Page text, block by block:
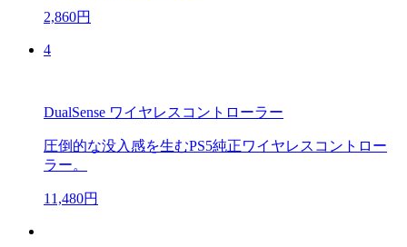
2,860円
4
DualSense ワイヤレスコントローラー
圧倒的な没入感を生むPS5純正ワイヤレスコントロー
ラー。
11,480円